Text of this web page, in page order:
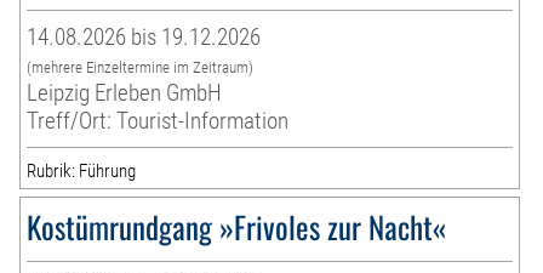
14.08.2026 bis 19.12.2026
(mehrere Einzeltermine im Zeitraum)
Leipzig Erleben GmbH
Treff/Ort: Tourist-Information
Rubrik: Führung
Kostümrundgang »Frivoles zur Nacht«